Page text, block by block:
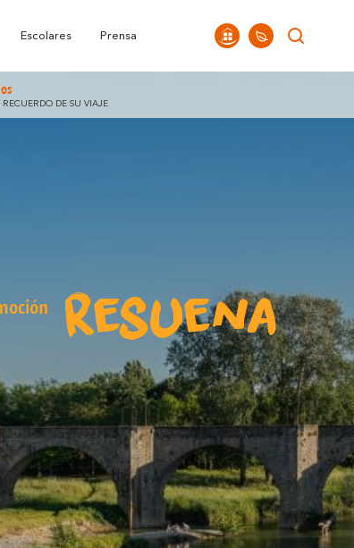
Alrededores de Carcasona
Oficinas
Escolares Prensa
DE SU VIAJE
resuena